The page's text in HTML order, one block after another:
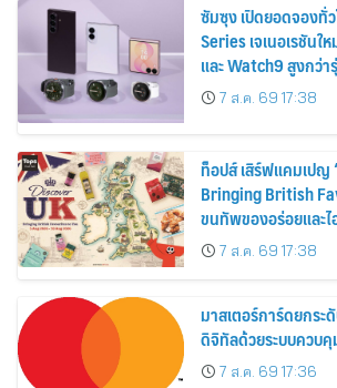
ซัมซุง เปิดยอดจองทั่
Series เจเนอเรชัน
และ Watch9 สูงกว่
30%7 ส.ค. 69 17:38
ท็อปส์ เสิร์ฟแคมเปญ
Bringing British
ขนทัพของอร่อยและ
อาณาจักร ส่งตรงถึง
สิงหาคมนี้
7 ส.ค. 69 17:38
มาสเตอร์การ์ดยกร
ดิจิทัลด้วยระบบควบ
7 ส.ค. 69 17:36